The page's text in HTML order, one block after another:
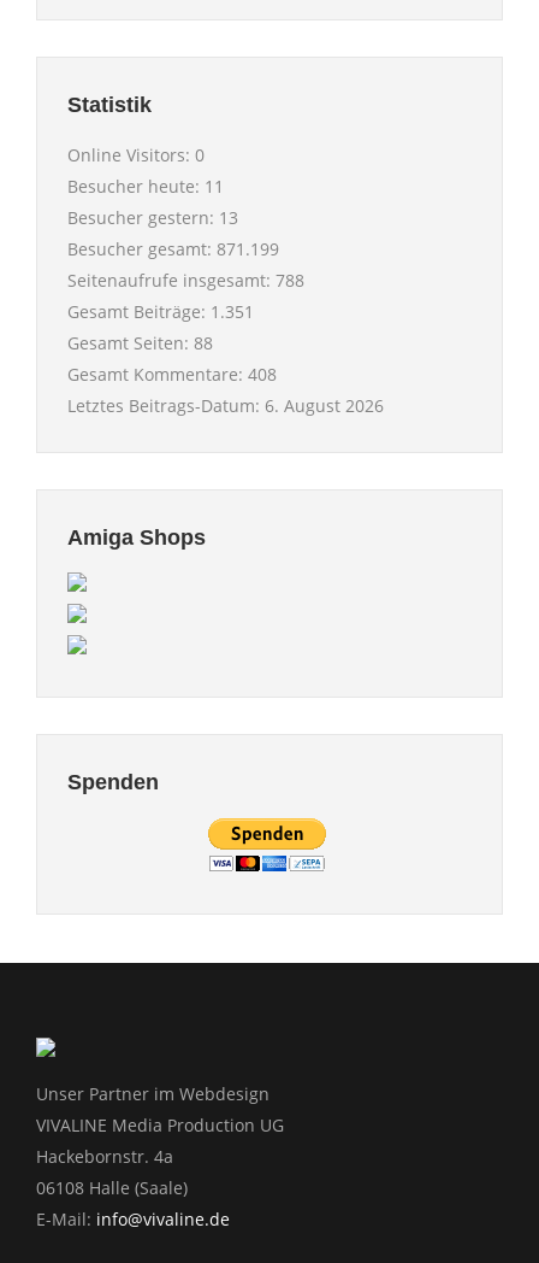
Statistik
Online Visitors: 0
Besucher heute: 11
Besucher gestern: 13
Besucher gesamt: 871.199
Seitenaufrufe insgesamt: 788
Gesamt Beiträge: 1.351
Gesamt Seiten: 88
Gesamt Kommentare: 408
Letztes Beitrags-Datum: 6. August 2026
Amiga Shops
Spenden
Unser Partner im Webdesign
VIVALINE Media Production UG
Hackebornstr. 4a
06108 Halle (Saale)
E-Mail: info@vivaline.de